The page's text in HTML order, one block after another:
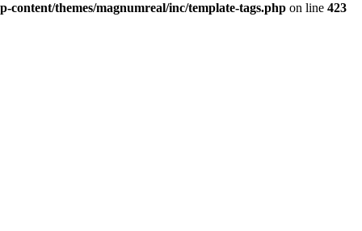
content/themes/magnumreal/inc/template-tags.php on line 423